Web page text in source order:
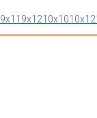
9x11 9x1210x1010x12